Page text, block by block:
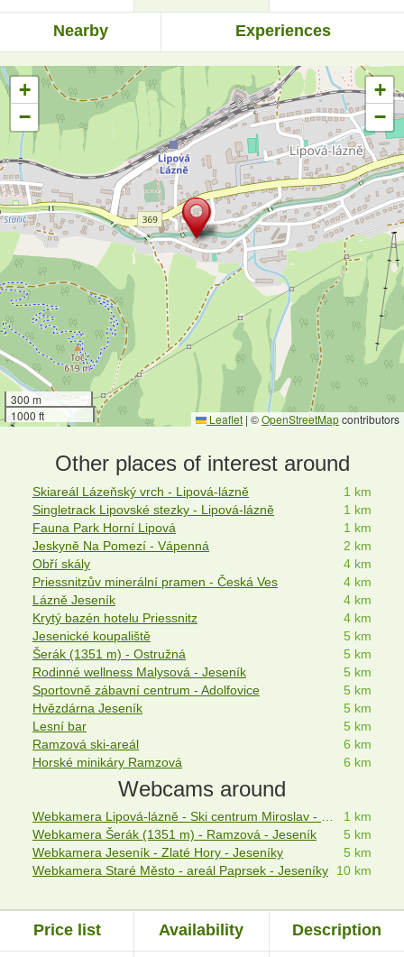
Nearby Experiences
+
−
+
−
300 m
1000 ft
Leaflet | ©OpenStreetMapcontributors
Other places of interest around
Skiareál Lázeňský vrch - Lipová-lázně
1 km
Singletrack Lipovské stezky - Lipová-lázně
1 km
Fauna Park Horní Lipová
1 km
Jeskyně Na Pomezí - Vápenná
2 km
Obří skály
4 km
Priessnitzův minerální pramen - Česká Ves
4 km
Lázně Jeseník
4 km
Krytý bazén hotelu Priessnitz
4 km
Jesenické koupaliště
5 km
Šerák (1351 m) - Ostružná
5 km
Rodinné wellness Malysová - Jeseník
5 km
Sportovně zábavní centrum - Adolfovice
5 km
Hvězdárna Jeseník
5 km
Lesní bar
5 km
Ramzová ski-areál
6 km
Horské minikáry Ramzová
6 km
Webcams around
1 km
Webkamera Šerák (1351 m) - Ramzová - Jeseník
5 km
Webkamera Jeseník - Zlaté Hory - Jeseníky
5 km
Webkamera Staré Město - areál Paprsek - Jeseníky
10 km
Price list Availability Description